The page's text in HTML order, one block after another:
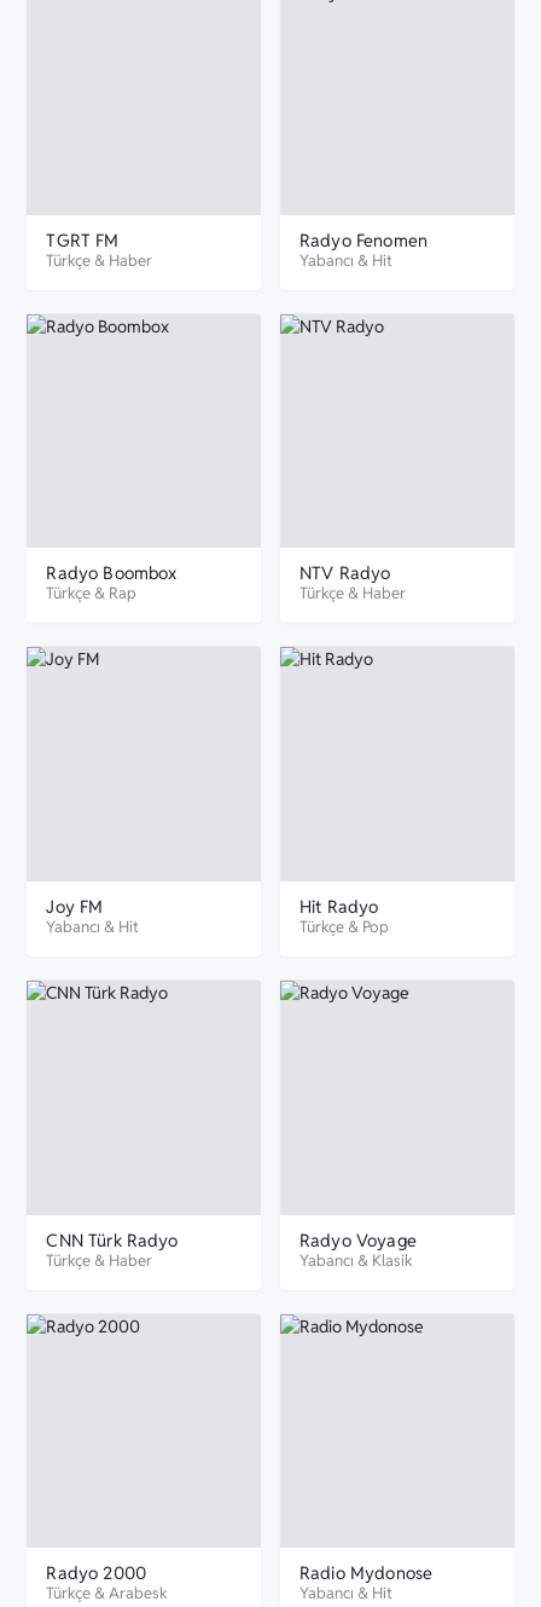
TGRT FM
Türkçe& Haber
Radyo Fenomen
Yabancı & Hit
Radyo Boombox
Türkçe& Rap
NTV Radyo
Türkçe& Haber
Joy FM
Yabancı & Hit
Hit Radyo
Türkçe& Pop
CNN Türk Radyo
Türkçe& Haber
Radyo Voyage
Yabancı & Klasik
Radyo 2000
Türkçe&Arabesk
Radio Mydonose
Yabancı & Hit